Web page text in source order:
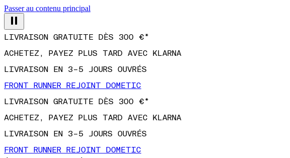
Passer au contenu principal
LIVRAISON GRATUITE DÈS 300 €*
ACHETEZ, PAYEZ PLUS TARD AVEC KLARNA
LIVRAISON EN 3–5 JOURS OUVRÉS
FRONT RUNNER REJOINT DOMETIC
LIVRAISON GRATUITE DÈS 300 €*
ACHETEZ, PAYEZ PLUS TARD AVEC KLARNA
LIVRAISON EN 3–5 JOURS OUVRÉS
FRONT RUNNER REJOINT DOMETIC